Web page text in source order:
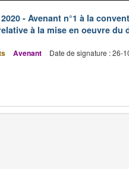
- Avenant n°1 à la
à la mise en oeuvre
Avenant Date de signature : 26-